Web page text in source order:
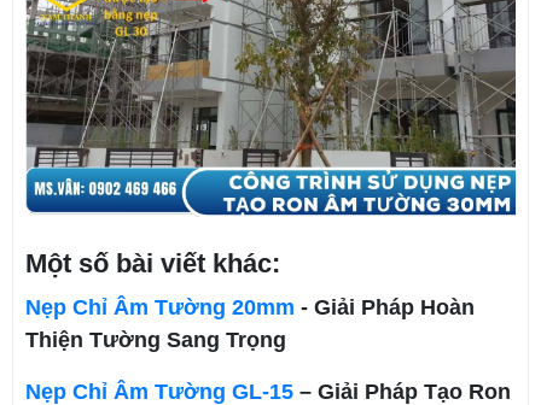
Một số bài viết khác:
Nẹp Chỉ Âm Tường 20mm - Giải Pháp Hoàn
Thiện Tường Sang Trọng
Nẹp Chỉ Âm Tường GL-15 – Giải Pháp Tạo Ron